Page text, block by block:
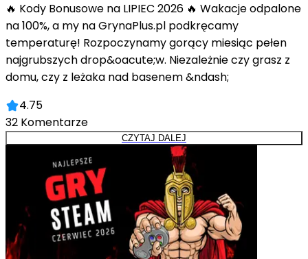
🔥 Kody Bonusowe na LIPIEC 2026 🔥 Wakacje odpalone
na 100%, a my na GrynaPlus.pl podkręcamy
temperaturę! Rozpoczynamy gorący miesiąc pełen
najgrubszych drop&oacute;w. Niezależnie czy grasz z
domu, czy z leżaka nad basenem &ndash;
4.75
32 Komentarze
CZYTAJ DALEJ